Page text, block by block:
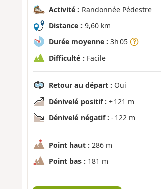
Activité : Randonnée Pédestre
Distance : 9,60 km
Durée moyenne : 3h 05
Difficulté : Facile
Retour au départ : Oui
Dénivelé positif : + 121 m
Dénivelé négatif : - 122 m
Point haut : 286 m
Point bas : 181 m